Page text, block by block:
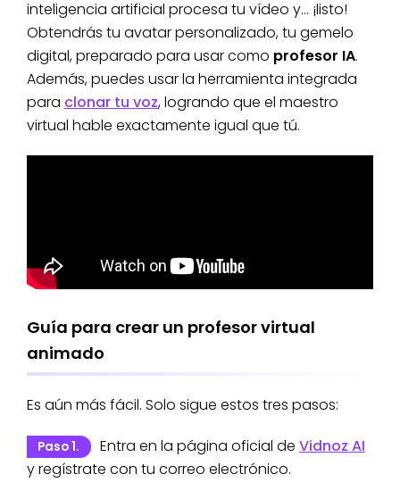
inteligencia artificial procesa tu vídeo y… ¡listo!
Obtendrás tu avatar personalizado, tu gemelo
digital, preparado para usar como profesor IA.
Además, puedes usar la herramienta integrada
para clonar tu voz, logrando que el maestro
virtual hable exactamente igual que tú.
Guía para crear un profesor virtual
animado
Es aún más fácil. Solo sigue estos tres pasos:
Paso 1. Entra en la página oficial de Vidnoz AI
y regístrate con tu correo electrónico.